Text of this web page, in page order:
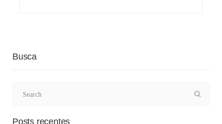
Busca
Posts recentes